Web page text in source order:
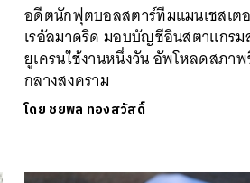
อดีตนักฟุตบอลสตาร์ทีมแมนเชสเต
เรอัลมาดริด มอบบัญชีอินสตาแกร
ยูเครนใช้งานหนึ่งวัน อัพโหลดสภา
กลางสงคราม
โดย ชยพล ทองสวัสดิ์